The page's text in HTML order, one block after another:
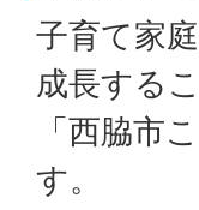
子育て家
成長する
「西脇市
す。